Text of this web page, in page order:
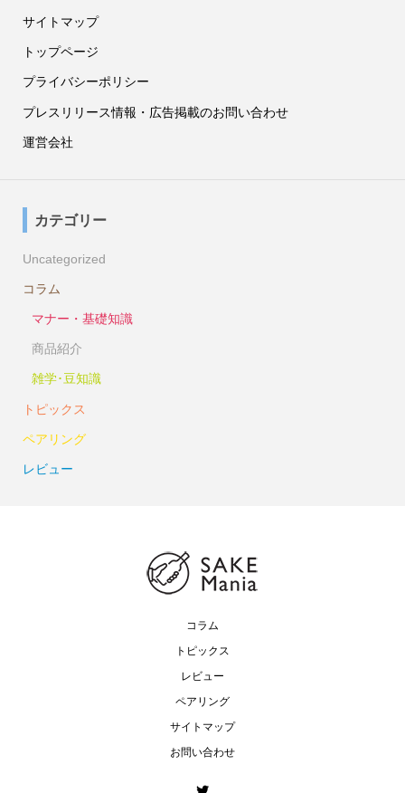
サイトマップ
トップページ
プライバシーポリシー
プレスリリース情報・広告掲載のお問い合わせ
運営会社
カテゴリー
Uncategorized
コラム
マナー・基礎知識
商品紹介
雑学･豆知識
トピックス
ペアリング
レビュー
コラム
トピックス
レビュー
ペアリング
サイトマップ
お問い合わせ